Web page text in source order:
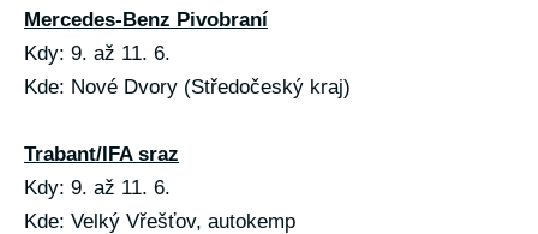
Mercedes-Benz Pivobraní
Kdy: 9. až 11. 6.
Kde: Nové Dvory (Středočeský kraj)
Trabant/IFA sraz
Kdy: 9. až 11. 6.
Kde: Velký Vřešťov, autokemp